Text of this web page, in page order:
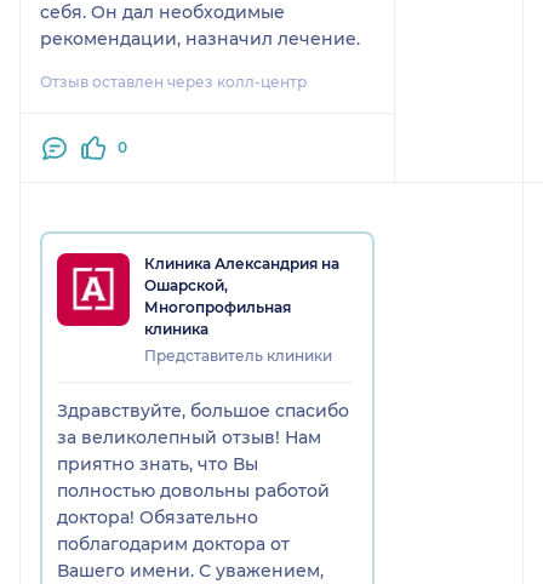
себя. Он дал необходимые
рекомендации, назначил лечение.
Отзыв оставлен через колл-центр
0
Клиника Александрия на
Ошарской,
Многопрофильная
клиника
Представитель клиники
Здравствуйте, большое спасибо
за великолепный отзыв! Нам
приятно знать, что Вы
полностью довольны работой
доктора! Обязательно
поблагодарим доктора от
Вашего имени. С уважением,